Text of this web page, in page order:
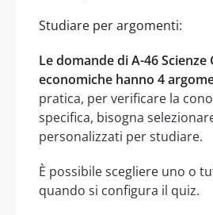
Studiare per argomenti:
Le domande di A-46 Scienze
economiche hanno 4
pratica, per verificare la
specifica, bisogna
personalizzati per studiare.
È possibile scegliere uno o
quando si configura il quiz.